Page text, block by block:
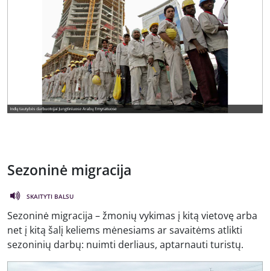
Sezoninė migracija
SKAITYTI BALSU
Sezoninė migracija – žmonių vykimas į kitą vietovę arba
net į kitą šalį keliems mėnesiams ar savaitėms atlikti
sezoninių darbų: nuimti derliaus, aptarnauti turistų.